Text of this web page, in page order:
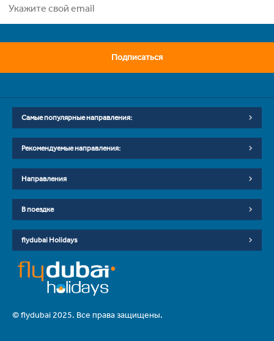
Подписаться
Самые популярные направления:
Рекомендуемые направления:
Направления
В поездке
flydubai Holidays
© flydubai 2025. Все права защищены.